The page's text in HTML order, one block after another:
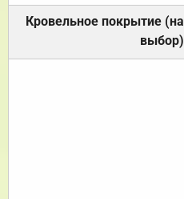
Кровельное покрытие (на
выбор)